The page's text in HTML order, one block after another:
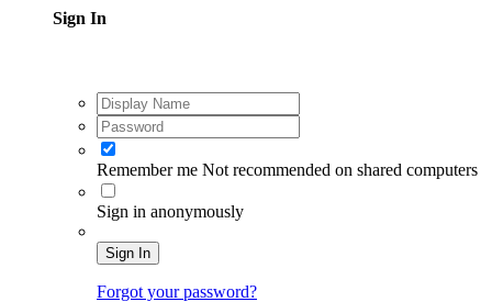
Sign In
Remember me Not recommended on shared computers
Sign in anonymously
Sign In
Forgot your password?